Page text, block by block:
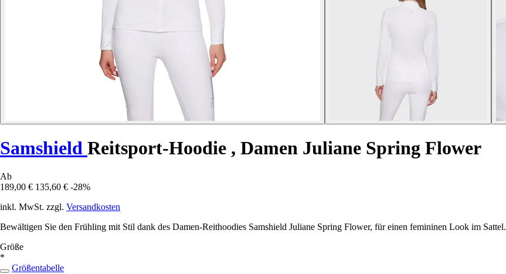
Samshield Reitsport-Hoodie , Damen Juliane Spring Flower
Ab
189,00 € 135,60 € -28%
inkl. MwSt. zzgl. Versandkosten
Bewältigen Sie den Frühling mit Stil dank des Damen-Reithoodies Samshield Juliane Spring Flower, für einen femininen Look im Sattel.
Größe
*
Größentabelle